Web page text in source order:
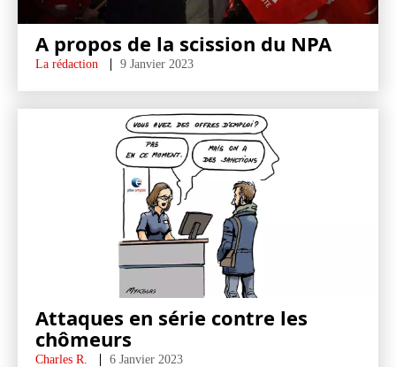
A propos de la scission du NPA
La rédaction 9 Janvier 2023
Attaques en série contre les
chômeurs
Charles R. 6 Janvier 2023